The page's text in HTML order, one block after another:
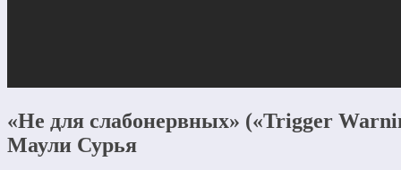
«Не для слабонервных» («Trigger
Маули Сурья